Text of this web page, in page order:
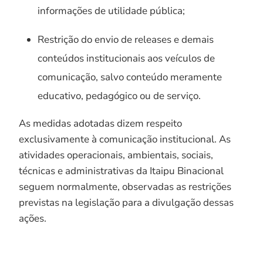
informações de utilidade pública;
Restrição do envio de releases e demais
conteúdos institucionais aos veículos de
comunicação, salvo conteúdo meramente
educativo, pedagógico ou de serviço.
As medidas adotadas dizem respeito
exclusivamente à comunicação institucional. As
atividades operacionais, ambientais, sociais,
técnicas e administrativas da Itaipu Binacional
seguem normalmente, observadas as restrições
previstas na legislação para a divulgação dessas
ações.